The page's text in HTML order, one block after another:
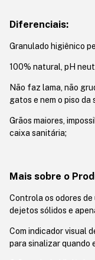
Diferenciais:
Granulado higiênico
100% natural, pH
Não faz lama, não
gatos e nem o piso da
Grãos maiores,
caixa sanitária;
Mais sobre o
Controla os odores
dejetos sólidos e
Com indicador visual
para sinalizar